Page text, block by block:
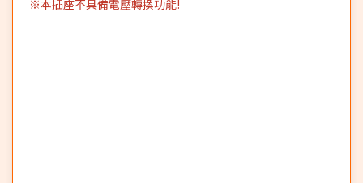
※本插座不具備電壓轉換功能!